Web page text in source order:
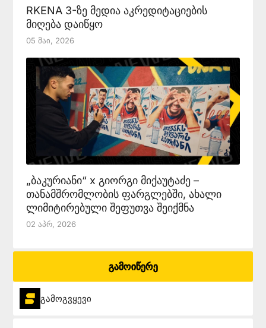
RKENA 3-ზე მედია აკრედიტაციების
მიღება დაიწყო
05 Მაი, 2026
„ბაკურიანი“ x გიორგი მიქაუტაძე –
თანამშრომლობის ფარგლებში, ახალი
ლიმიტირებული შეფუთვა შეიქმნა
02 Აპრ, 2026
გამოიწერე
გამოგვყევი